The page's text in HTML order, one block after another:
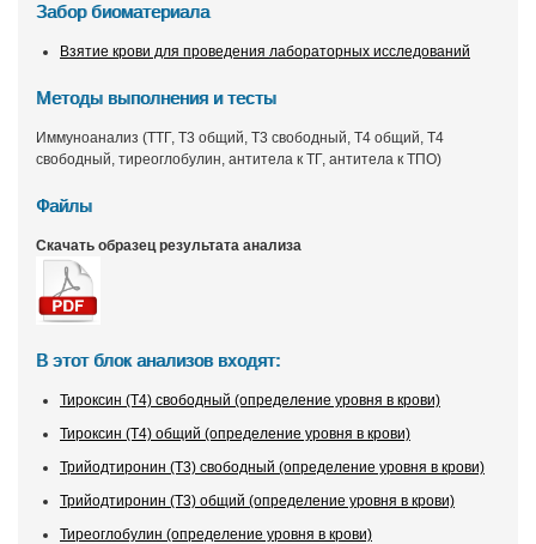
Забор биоматериала
Взятие крови для проведения лабораторных исследований
Методы выполнения и тесты
Иммуноанализ (ТТГ, Т3 общий, Т3 свободный, Т4 общий, Т4
свободный, тиреоглобулин, антитела к ТГ, антитела к ТПО)
Файлы
Скачать образец результата анализа
В этот блок анализов входят:
Тироксин (Т4) свободный (определение уровня в крови)
Тироксин (Т4) общий (определение уровня в крови)
Трийодтиронин (Т3) свободный (определение уровня в крови)
Трийодтиронин (Т3) общий (определение уровня в крови)
Тиреоглобулин (определение уровня в крови)